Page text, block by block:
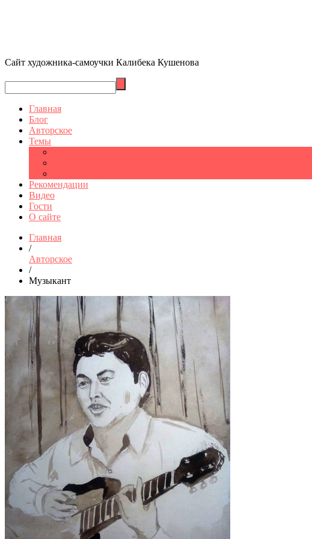
Сайт художника-самоучки Калибека Кушенова
Главная
Блог
Авторское
Темы
Рекомендации
Видео
Гости
О сайте
Главная
/
Авторское
/
Музыкант